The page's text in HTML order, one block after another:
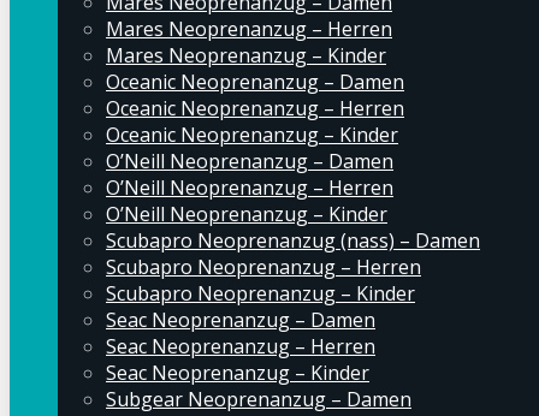
Mares Neoprenanzug – Herren
Mares Neoprenanzug – Kinder
Oceanic Neoprenanzug – Damen
Oceanic Neoprenanzug – Herren
Oceanic Neoprenanzug – Kinder
O’Neill Neoprenanzug – Damen
O’Neill Neoprenanzug – Herren
O’Neill Neoprenanzug – Kinder
Scubapro Neoprenanzug (nass) – Damen
Scubapro Neoprenanzug – Herren
Scubapro Neoprenanzug – Kinder
Seac Neoprenanzug – Damen
Seac Neoprenanzug – Herren
Seac Neoprenanzug – Kinder
Subgear Neoprenanzug – Damen